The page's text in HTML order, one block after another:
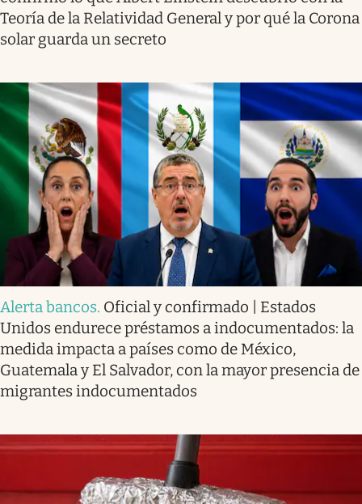
Teoría de la Relatividad General y por qué la Corona
solar guarda un secreto
Alerta bancos. Oficial y confirmado | Estados
Unidos endurece préstamos a indocumentados: la
medida impacta a países como de México,
Guatemala y El Salvador, con la mayor presencia de
migrantes indocumentados